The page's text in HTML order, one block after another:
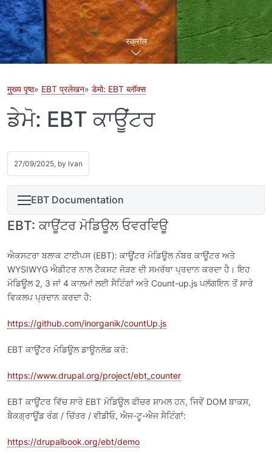
स्क्रॉल
मुख्य पृष्ठ EBT प्रलेखन डेमो: EBT ब्लॉक्स
ਡੇਮੋ: EBT ਕਾਊਂਟਰ
27/09/2025, by Ivan
EBT Documentation
EBT: ਕਾਊਂਟਰ ਮੋਡਿਊਲ ਓਵਰਵਿਊ
ਐਕਸਟਰਾ ਬਲਾਕ ਟਾਈਪਸ (EBT): ਕਾਊਂਟਰ ਮੋਡਿਊਲ ਨੰਬਰ ਕਾਊਂਟਰ ਅਤੇ
WYSIWYG ਐਡੀਟਰ ਨਾਲ ਟੈਕਸਟ ਜੋੜਣ ਦੀ ਸਮਰੱਥਾ ਪ੍ਰਦਾਨ ਕਰਦਾ ਹੈ। ਇਹ
ਮੋਡਿਊਲ 2, 3 ਜਾਂ 4 ਕਾਲਮਾਂ ਲਈ ਸੈਟਿੰਗਾਂ ਅਤੇ Count-up.js ਪਲੱਗਇਨ ਤੋਂ ਸਾਰੇ
ਵਿਕਲਪ ਪ੍ਰਦਾਨ ਕਰਦਾ ਹੈ:
https://github.com/inorganik/countUp.js
EBT ਕਾਊਂਟਰ ਮੋਡਿਊਲ ਡਾਊਨਲੋਡ ਕਰੋ:
https://www.drupal.org/project/ebt_counter
EBT ਕਾਊਂਟਰ ਵਿੱਚ ਸਾਰੇ EBT ਮੋਡਿਊਲ ਫੀਚਰ ਸ਼ਾਮਲ ਹਨ, ਜਿਵੇਂ DOM ਬਾਕਸ,
ਬੈਕਗ੍ਰਾਊਂਡ ਰੰਗ / ਚਿੱਤਰ / ਵੀਡੀਓ, ਐਜ-ਟੂ-ਐਜ ਸੈਟਿੰਗਾਂ:
https://drupalbook.org/ebt/demo